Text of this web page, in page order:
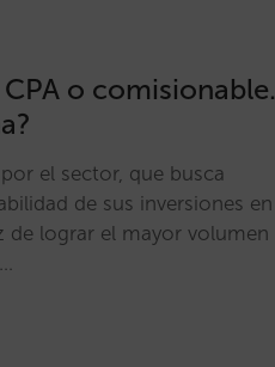
o comisionable.
el sector, que busca
de sus inversiones en
de lograr el mayor volumen